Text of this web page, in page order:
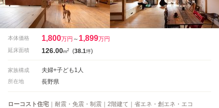
本体価格 1,800万円 ～ 1,899万円
延床面積 126.00m2 (38.1坪)
家族構成 夫婦+子ども1人
所在地 長野県
ローコスト住宅 ｜耐震・免震・制震｜2階建て｜省エネ・創エネ・エコ